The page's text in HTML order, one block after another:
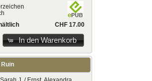
CHF 17.00
In den Warenkorb